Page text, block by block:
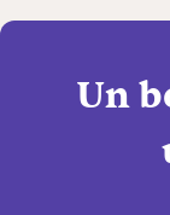
Un